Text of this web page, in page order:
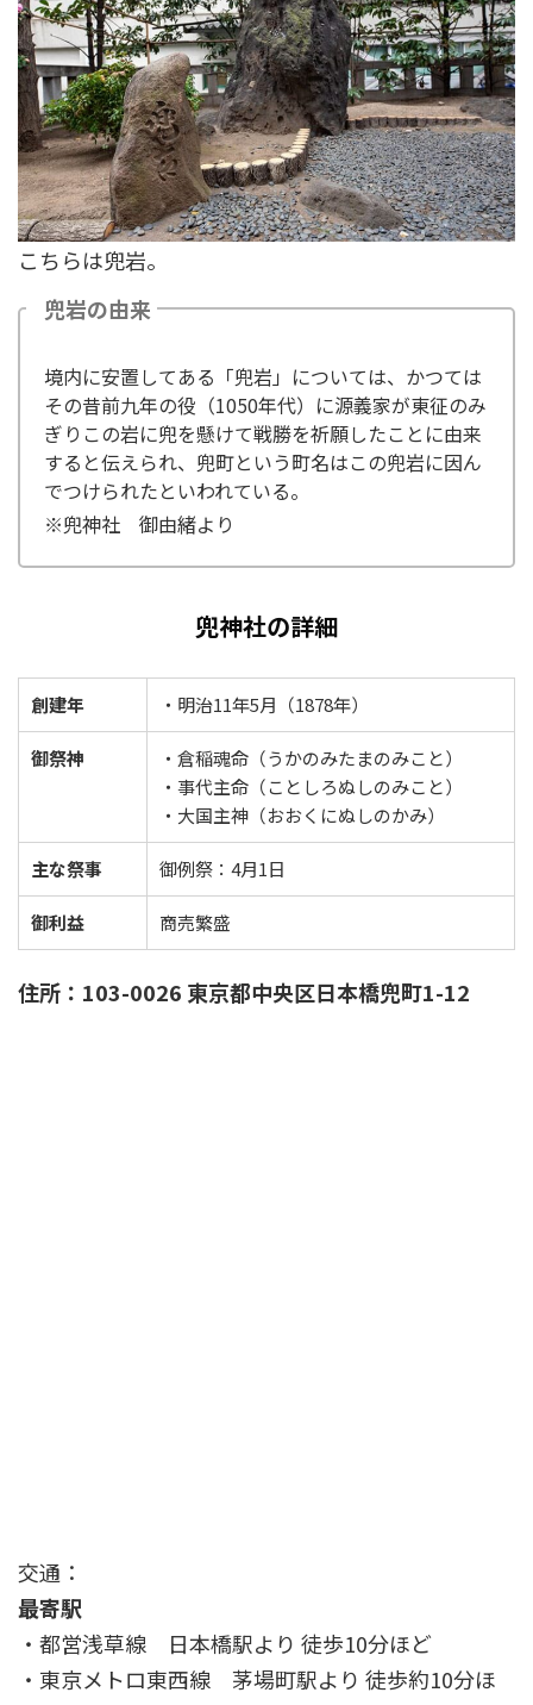
こちらは兜岩。
兜岩の由来
境内に安置してある「兜岩」については、かつては
その昔前九年の役（1050年代）に源義家が東征のみ
ぎりこの岩に兜を懸けて戦勝を祈願したことに由来
すると伝えられ、兜町という町名はこの兜岩に因ん
でつけられたといわれている。
※兜神社 御由緒より
兜神社の詳細
創建年 ・明治11年5月（1878年）
御祭神
・倉稲魂命（うかのみたまのみこと）
・事代主命（ことしろぬしのみこと）
・大国主神（おおくにぬしのかみ）
主な祭事 御例祭：4月1日
御利益 商売繁盛
住所：103-0026 東京都中央区日本橋兜町1-12
交通：
最寄駅
・都営浅草線 日本橋駅より 徒歩10分ほど
・東京メトロ東西線 茅場町駅より 徒歩約10分ほ